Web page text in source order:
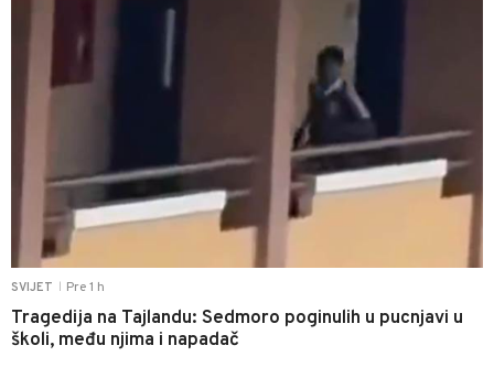
SVIJET Pre 1 h
Tragedija na Tajlandu: Sedmoro poginulih u pucnjavi u
školi, među njima i napadač